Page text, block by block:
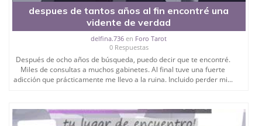
despues de tantos años al fin encontré una
vidente de verdad
delfina.736 en Foro Tarot
0 Respuestas
Después de ocho años de búsqueda, puedo decir que te encontré.
Miles de consultas a muchos gabinetes. Al final tuve una fuerte
adicción que prácticamente me llevo a la ruina. Incluido perder mi...